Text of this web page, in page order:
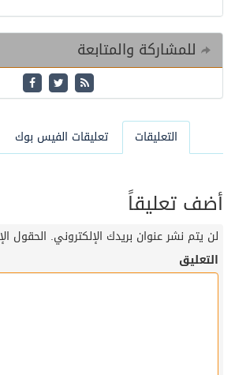
للمشاركة والمتابعة
التعليقات تعليقات الفيس بوك
أضف تعليقاً
لن يتم نشر عنوان بريدك الإلكتروني. الحقول
التعليق